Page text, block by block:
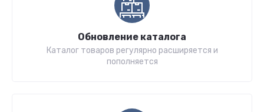
Обновление каталога
Каталог товаров регулярно расширяется и
пополняется